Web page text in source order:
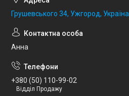
Грушевського 34, Ужгород, Україна
Анна
+380 (50) 110-99-02
Відділ Продажу